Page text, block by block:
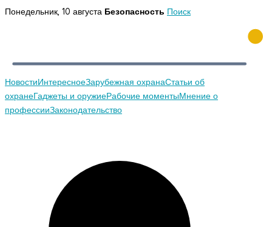
Перейти
Понедельник, 10 августа Безопасность Поиск
НовостиИнтересноеЗарубежная охранаСтатьи об
охранеГаджеты и оружиеРабочие моментыМнение о
профессииЗаконодательство